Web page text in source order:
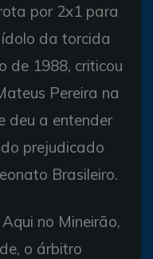
por 2x1 para
ídolo da torcida
de 1988, criticou
Pereira na
deu a entender
prejudicado
Brasileiro.
no Mineirão,
o árbitro